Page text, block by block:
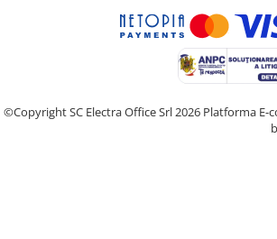
©Copyright SC Electra Office Srl 2026 Platforma E-